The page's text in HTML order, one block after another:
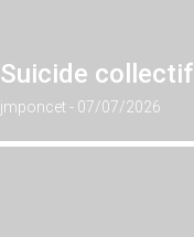
Suicide collectif
jmponcet 07/07/2026